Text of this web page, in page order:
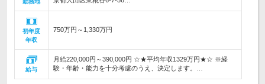
勤務地
初年度
年収
750万円～1,330万円
給与
月給220,000円～390,000円 ☆★平均年収1329万円★☆ ※経
験・年齢・能力を十分考慮のうえ、決定します。…